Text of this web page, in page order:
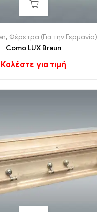
, Φέρετρα (Για την Γερμανία)
Como LUX Braun
Καλέστε για τιμή